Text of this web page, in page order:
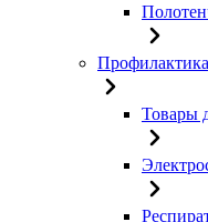
Товары